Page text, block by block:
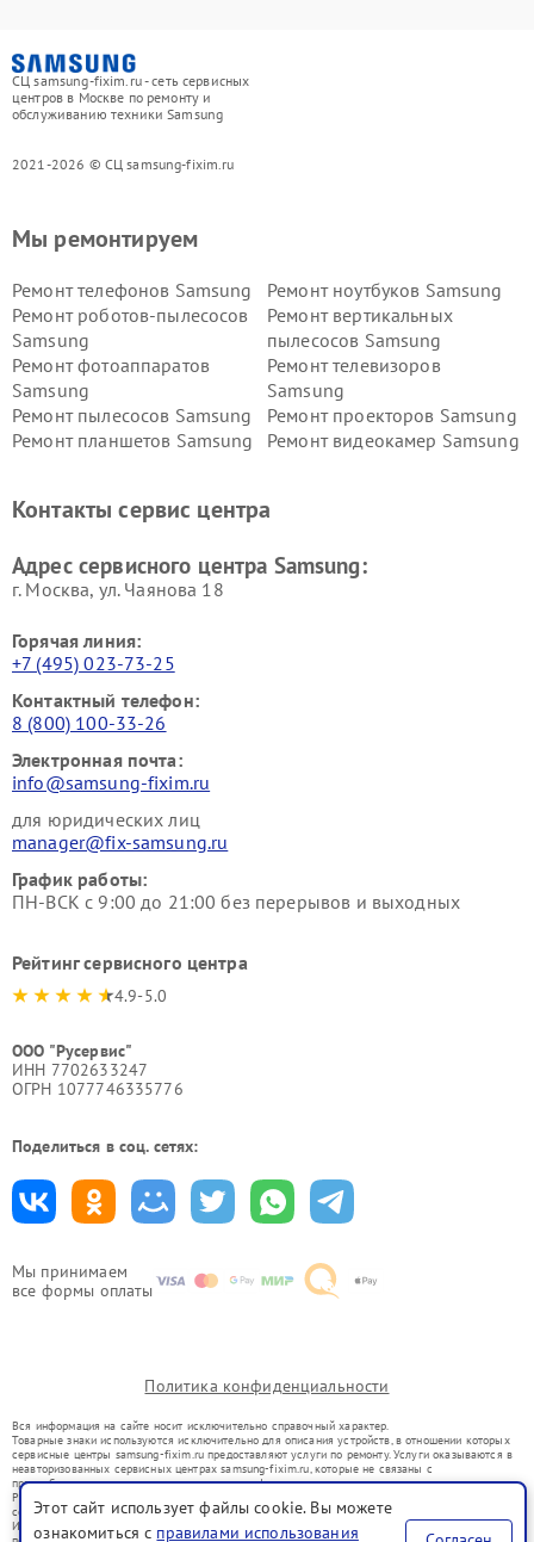
СЦ samsung-fixim.ru - сеть сервисных
центров в Москве по ремонту и
обслуживанию техники Samsung
2021-2026 © СЦ samsung-fixim.ru
Мы принимаем
все формы оплаты
Мы ремонтируем
Ремонт телефонов Samsung
Ремонт ноутбуков Samsung
Ремонт роботов-пылесосов
Samsung
Ремонт вертикальных
пылесосов Samsung
Ремонт фотоаппаратов
Samsung
Ремонт телевизоров
Samsung
Ремонт пылесосов Samsung
Ремонт проекторов Samsung
Ремонт планшетов Samsung
Ремонт видеокамер Samsung
Контакты сервис центра
Адрес сервисного центра Samsung:
г. Москва, ул. Чаянова 18
Горячая линия:
+7 (495) 023-73-25
Контактный телефон:
8 (800) 100-33-26
Электронная почта:
info@samsung-fixim.ru
для юридических лиц
manager@fix-samsung.ru
График работы:
ПН-ВСК с 9:00 до 21:00 без перерывов и выходных
Рейтинг сервисного центра
4.9-5.0
ООО "Русервис"
ИНН 7702633247
ОГРН 1077746335776
Поделиться в соц. сетях:
Политика конфиденциальности
Вся информация на сайте носит исключительно справочный характер.
Товарные знаки используются исключительно для описания устройств, в отношении которых
сервисные центры samsung-fixim.ru предоставляют услуги по ремонту. Услуги оказываются в
неавторизованных сервисных центрах samsung-fixim.ru, которые не связаны с
правообладателями товарных знаков или их официальными представителями.
Ремонт осуществляется для устройств, уже введенных в гражданский оборот в соответствии
со статьей 1487 ГК РФ.
Использование товарных знаков не преследует цели индивидуализации услуг или введения
Этот сайт использует файлы cookie. Вы можете
ознакомиться с правилами использования